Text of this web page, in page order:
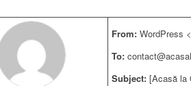
From: WordPress
To:
Subject: [Acasă la